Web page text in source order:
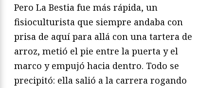
Pero La Bestia fue más rápida, un
fisioculturista que siempre andaba con
prisa de aquí para allá con una tartera de
arroz, metió el pie entre la puerta y el
marco y empujó hacia dentro. Todo se
precipitó: ella salió a la carrera rogando